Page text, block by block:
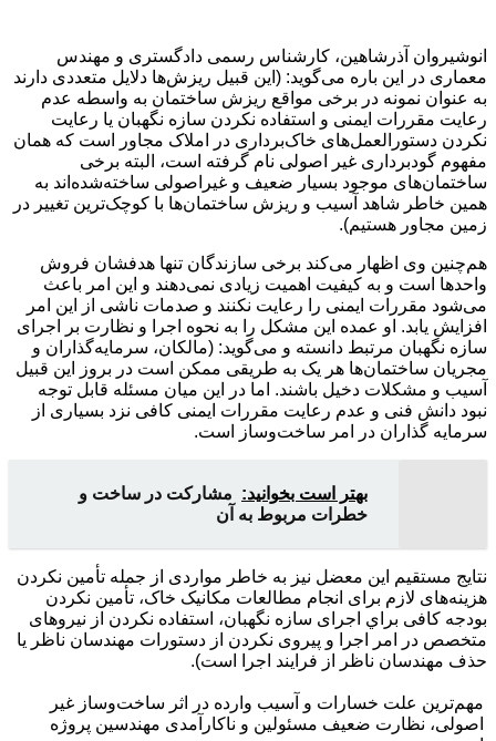
انوشيروان آذرشاهين، کارشناس رسمی دادگستری و مهندس
معماری در اين باره می‌گوید: (اين قبيل ریزش‌ها دلايل متعددی دارند
به عنوان نمونه در برخی مواقع ريزش ساختمان به واسطه عدم
رعایت مقررات ایمنی و استفاده نکردن سازه نگهبان يا رعايت
نکردن دستورالعمل‌های خاک‌برداری در املاک مجاور است که همان
مفهوم گودبرداری غير اصولی نام گرفته است، البته برخی
ساختمان‌های موجود بسيار ضعيف و غيراصولی ساخته‌شده‌اند به
همين خاطر شاهد آسیب و ريزش ساختمان‌ها با کوچک‌ترین تغيير در
زمين مجاور هستيم).
هم‌چنین وی اظهار می‌کند برخی سازندگان تنها هدفشان فروش
واحدها است و به کیفیت اهمیت زیادی نمی‌دهند و این امر باعث
می‌شود مقررات ایمنی را رعایت نکنند و صدمات ناشی از این امر
افزایش یابد. او عمده اين مشکل را به نحوه اجرا و نظارت بر اجرای
سازه نگهبان مرتبط دانسته و می‌گوید: (مالکان، سرمایه‌گذاران و
مجريان ساختمان‌ها هر يک به طريقی ممکن است در بروز اين قبيل
آسیب و مشکلات دخيل باشند. اما در اين ميان مسئله قابل توجه
نبود دانش فنی و عدم رعایت مقررات ایمنی کافی نزد بسياری از
سرمايه گذاران در امر ساخت‌وساز است.
بهتر است بخوانید: مشارکت در ساخت و
خطرات مربوط به آن
نتايج مستقيم اين معضل نيز به خاطر مواردی از جمله تأمین نکردن
هزینه‌های لازم برای انجام مطالعات مکانيک خاک، تأمین نکردن
بودجه کافی براي اجرای سازه نگهبان، استفاده نکردن از نيروهای
متخصص در امر اجرا و پيروی نکردن از دستورات مهندسان ناظر يا
حذف مهندسان ناظر از فرايند اجرا است).
مهم‌ترین علت خسارات و آسیب وارده در اثر ساخت‌وساز غیر
اصولی، نظارت ضعیف مسئولین و ناکارآمدی مهندسین پروژه